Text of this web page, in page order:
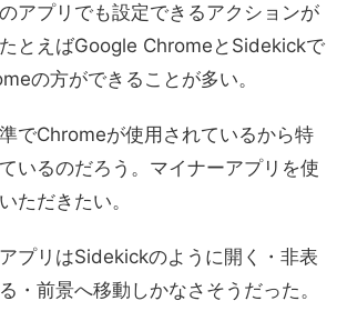
アプリでも設定できるアクションが
とえばGoogle ChromeとSidekickで
の方ができることが多い。
でChromeが使用されているから特
いるのだろう。マイナーアプリを使
ただきたい。
プリはSidekickのように開く・非表
・前景へ移動しかなさそうだった。